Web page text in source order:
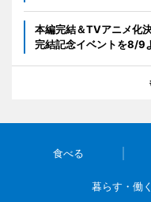
本編完結＆TVアニメ化
完結記念イベントを8/9
食べる
暮らす・働く